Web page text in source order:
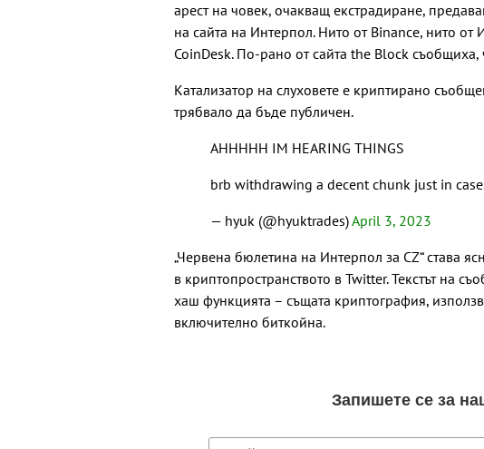
арест на човек, очакващ екстрадиране,
на сайта на Интерпол. Нито от Binance, нито
CoinDesk. По-рано от сайта the Block съобщиха,
Катализатор на слуховете е криптирано
трябвало да бъде публичен.
AHHHHH IM HEARING THINGS
brb withdrawing a decent chunk just in
— hyuk (@hyuktrades)April 3, 2023
„Червена бюлетина на Интерпол за CZ“ става
в криптопространството в Twitter. Текстът на
хаш функцията – същата криптография,
включително биткойна.